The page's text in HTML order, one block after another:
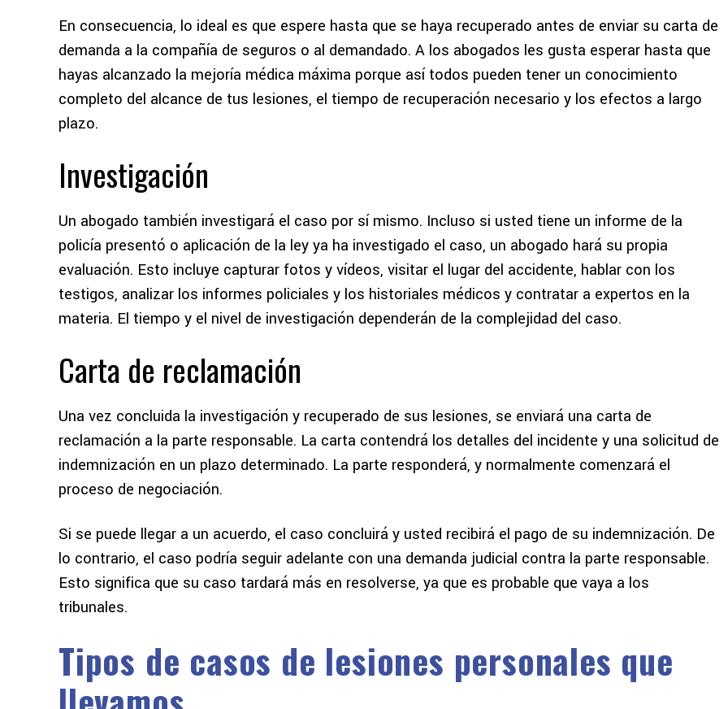
En consecuencia, lo ideal es que espere hasta que se haya recuperado antes de enviar su carta de
demanda a la compañía de seguros o al demandado. A los abogados les gusta esperar hasta que
hayas alcanzado la mejoría médica máxima porque así todos pueden tener un conocimiento
completo del alcance de tus lesiones, el tiempo de recuperación necesario y los efectos a largo
plazo.
Investigación
Un abogado también investigará el caso por sí mismo. Incluso si usted tiene un informe de la
policía presentó o aplicación de la ley ya ha investigado el caso, un abogado hará su propia
evaluación. Esto incluye capturar fotos y vídeos, visitar el lugar del accidente, hablar con los
testigos, analizar los informes policiales y los historiales médicos y contratar a expertos en la
materia. El tiempo y el nivel de investigación dependerán de la complejidad del caso.
Carta de reclamación
Una vez concluida la investigación y recuperado de sus lesiones, se enviará una carta de
reclamación a la parte responsable. La carta contendrá los detalles del incidente y una solicitud de
indemnización en un plazo determinado. La parte responderá, y normalmente comenzará el
proceso de negociación.
Si se puede llegar a un acuerdo, el caso concluirá y usted recibirá el pago de su indemnización. De
lo contrario, el caso podría seguir adelante con una demanda judicial contra la parte responsable.
Esto significa que su caso tardará más en resolverse, ya que es probable que vaya a los
tribunales.
Tipos de casos de lesiones personales que